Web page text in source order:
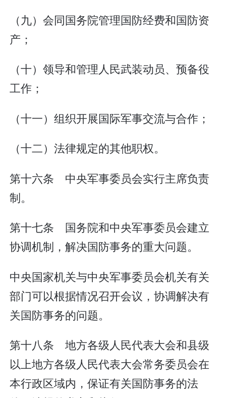
（九）会同国务院管理国防经费和国防资
产；
（十）领导和管理人民武装动员、预备役
工作；
（十一）组织开展国际军事交流与合作；
（十二）法律规定的其他职权。
第十六条 中央军事委员会实行主席负责
制。
第十七条 国务院和中央军事委员会建立
协调机制，解决国防事务的重大问题。
中央国家机关与中央军事委员会机关有关
部门可以根据情况召开会议，协调解决有
关国防事务的问题。
第十八条 地方各级人民代表大会和县级
以上地方各级人民代表大会常务委员会在
本行政区域内，保证有关国防事务的法